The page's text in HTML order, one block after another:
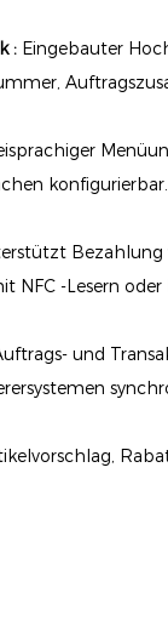
: Eingebauter
konfigurierbar.
Bezahlung
NFC -Lesern
und